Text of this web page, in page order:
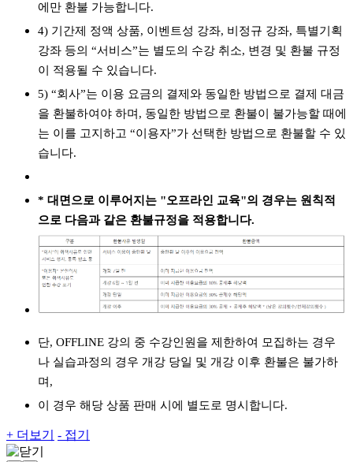
에만 환불 가능합니다.
4) 기간제 정액 상품, 이벤트성 강좌, 비정규 강좌, 특별기획
강좌 등의 “서비스”는 별도의 수강 취소, 변경 및 환불 규정
이 적용될 수 있습니다.
5) “회사”는 이용 요금의 결제와 동일한 방법으로 결제 대금
을 환불하여야 하며, 동일한 방법으로 환불이 불가능할 때에
는 이를 고지하고 “이용자”가 선택한 방법으로 환불할 수 있
습니다.
* 대면으로 이루어지는 "오프라인 교육"의 경우는 원칙적
으로 다음과 같은 환불규정을 적용합니다.
단, OFFLINE 강의 중 수강인원을 제한하여 모집하는 경우
나 실습과정의 경우 개강 당일 및 개강 이후 환불은 불가하
며,
이 경우 해당 상품 판매 시에 별도로 명시합니다.
+ 더보기 - 접기